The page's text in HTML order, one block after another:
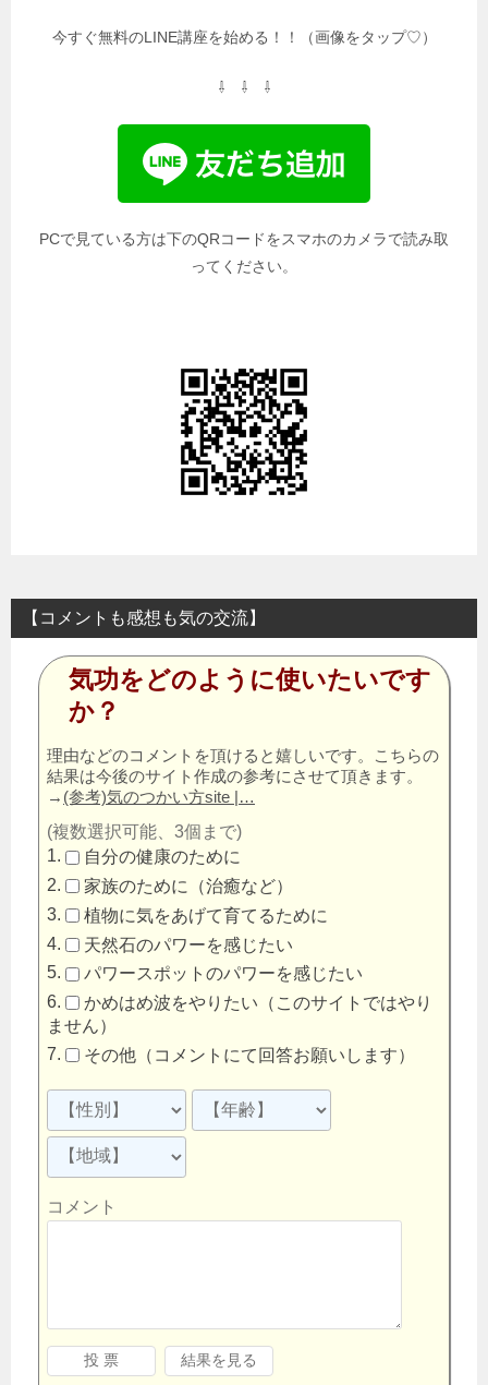
今すぐ無料のLINE講座を始める！！（画像をタップ♡）
⇩ ⇩ ⇩
PCで見ている方は下のQRコードをスマホのカメラで読み取
ってください。
【コメントも感想も気の交流】
気功をどのように使いたいです
か？
理由などのコメントを頂けると嬉しいです。こちらの
結果は今後のサイト作成の参考にさせて頂きます。
→ (参考)気のつかい方site |…
(複数選択可能、3個まで)
自分の健康のために
家族のために（治癒など）
植物に気をあげて育てるために
天然石のパワーを感じたい
パワースポットのパワーを感じたい
かめはめ波をやりたい（このサイトではやり
ません）
その他（コメントにて回答お願いします）
コメント